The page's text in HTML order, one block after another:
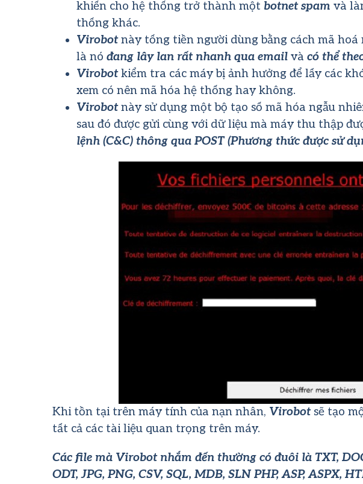
khiến cho hệ thống trở thành một botnet spam và
thống khác.
Virobotnày tống tiền người dùng bằng cách mã hoá
là nó đang lây lan rất nhanh qua email và có thể
Virobotkiểm tra các máy bị ảnh hưởng để lấy các
xem có nên mã hóa hệ thống hay không.
Virobotnày sử dụng một bộ tạo số mã hóa ngẫu
sau đó được gửi cùng với dữ liệu mà máy thu thập
lệnh (C&C) thông qua POST (Phương thức được sử
Khi tồn tại trên máy tính của nạn nhân, Virobotsẽ tạo
tất cả các tài liệu quan trọng trên máy.
Các file mà Virobot nhắm đến thường có đuôi là TXT,
ODT, JPG, PNG, CSV, SQL, MDB, SLN PHP, ASP, ASPX,